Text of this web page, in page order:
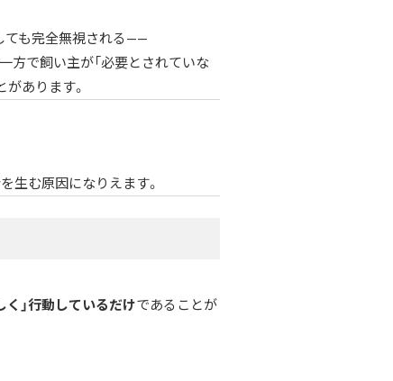
ても完全無視される——
方で飼い主が「必要とされていな
があります。
生む原因になりえます。
く」行動しているだけであることが